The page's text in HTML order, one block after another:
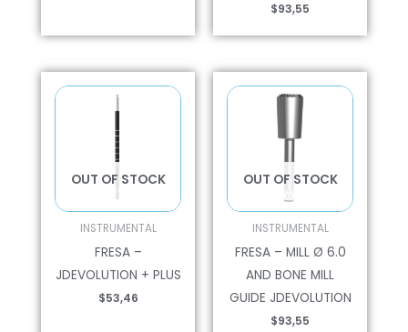
$93,55
OUT OF STOCK
INSTRUMENTAL
FRESA –
JDEVOLUTION + PLUS
$53,46
OUT OF STOCK
INSTRUMENTAL
FRESA – MILL Ø 6.0
AND BONE MILL
GUIDE JDEVOLUTION
$93,55